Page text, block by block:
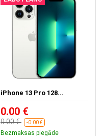
iPhone 13 Pro 128...
0.00 €
0.00 € -0.00 €
Bezmaksas piegāde